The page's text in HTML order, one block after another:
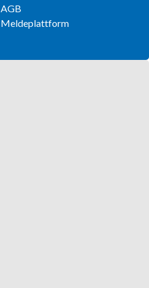
AGB
Meldeplattform